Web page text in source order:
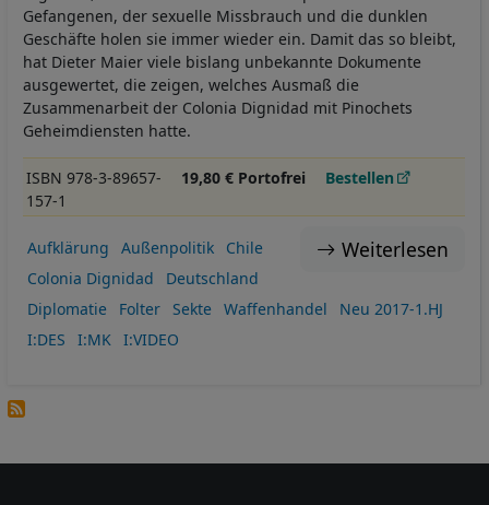
Gefangenen, der sexuelle Missbrauch und die dunklen
Geschäfte holen sie immer wieder ein. Damit das so bleibt,
hat Dieter Maier viele bislang unbekannte Dokumente
ausgewertet, die zeigen, welches Ausmaß die
Zusammenarbeit der Colonia Dignidad mit Pinochets
Geheimdiensten hatte.
ISBN 978-3-89657-
157-1
19,80 € Portofrei Bestellen
Weiterlesen
Aufklärung Außenpolitik
Chile
Colonia Dignidad
Deutschland
Diplomatie
Folter Sekte Waffenhandel
Neu 2017-1.HJ
I:DES
I:MK I:VIDEO